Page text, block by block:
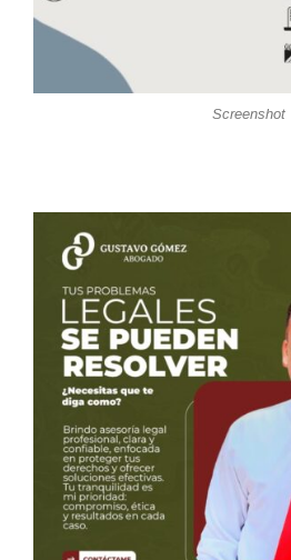
Screenshot